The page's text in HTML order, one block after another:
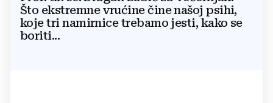
Što ekstremne vrućine čine našoj psihi,
koje tri namirnice trebamo jesti, kako se
boriti...